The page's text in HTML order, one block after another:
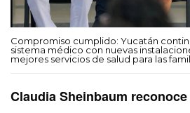
Compromiso cumplido: Yucatán
sistema médico con nuevas
mejores servicios de salud para las
Claudia Sheinbaum